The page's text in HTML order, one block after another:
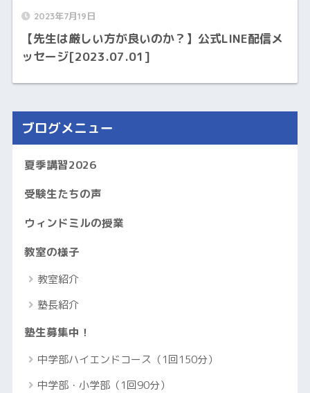
2023年7月19日
【先生は厳しい方が良いのか？】公式LINE配信メ
ッセージ[2023.07.01]
ブログメニュー
夏季講習2026
受験生たちの声
ウィンドミルの授業
教室の様子
教室紹介
塾長紹介
塾生募集中！
中学部ハイエンドコース（1回150分）
中学部・小学部（1回90分）